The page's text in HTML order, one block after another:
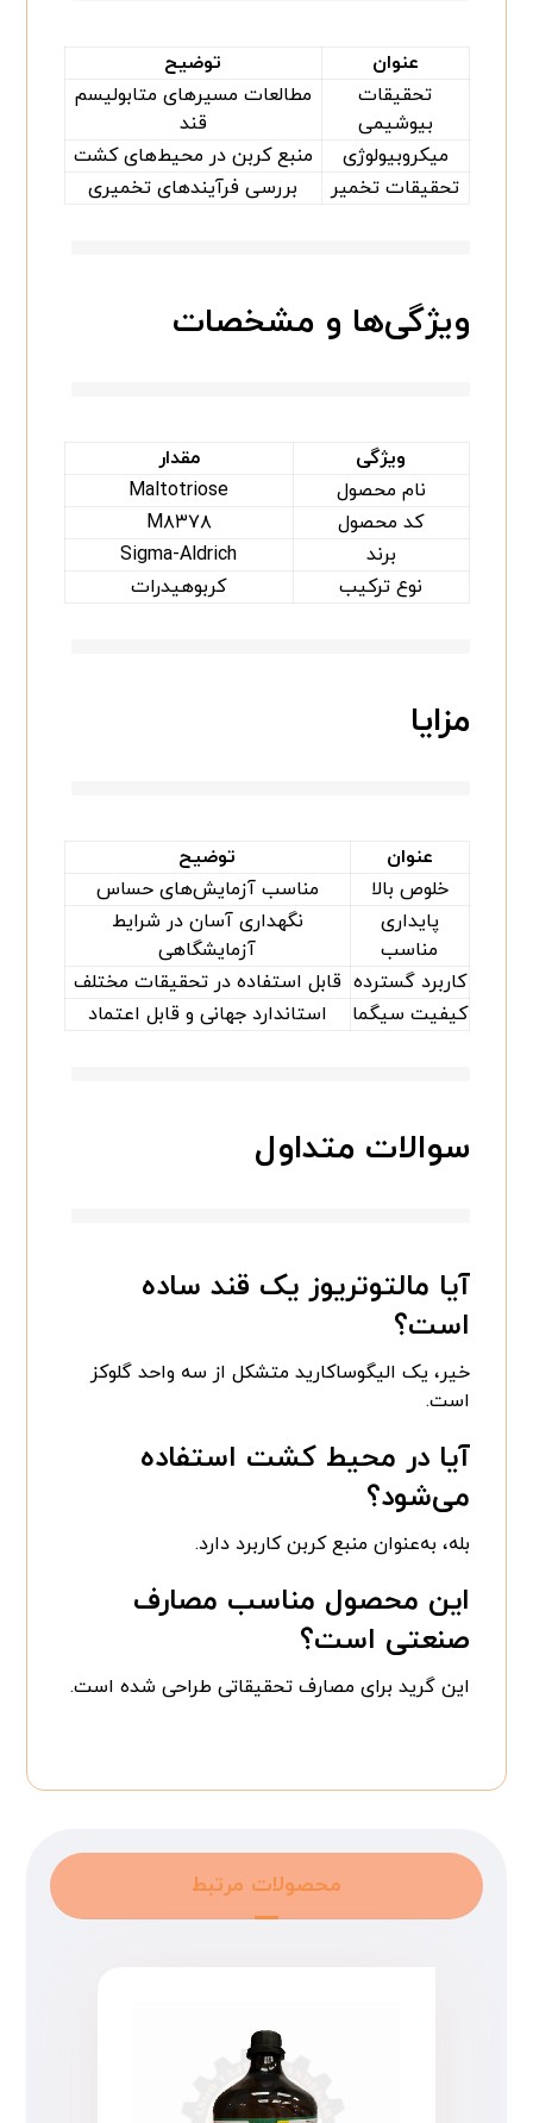
عنوان
توضیح
تحقیقات
بیوشیمی
مطالعات مسیرهای متابولیسم
قند
میکروبیولوژی
منبع کربن در محیط‌های کشت
تحقیقات تخمیر
بررسی فرآیندهای تخمیری
ویژگی‌ها و مشخصات
ویژگی
مقدار
نام محصول
Maltotriose
کد محصول
M۸۳۷۸
برند
Sigma-Aldrich
نوع ترکیب
کربوهیدرات
مزایا
عنوان
توضیح
خلوص بالا
مناسب آزمایش‌های حساس
پایداری
مناسب
نگهداری آسان در شرایط
آزمایشگاهی
کاربرد گسترده قابل استفاده در تحقیقات مختلف
کیفیت سیگما
استاندارد جهانی و قابل اعتماد
سوالات متداول
آیا مالتوتریوز یک قند ساده
است؟
خیر، یک الیگوساکارید متشکل از سه واحد گلوکز
است.
آیا در محیط کشت استفاده
می‌شود؟
بله، به‌عنوان منبع کربن کاربرد دارد.
این محصول مناسب مصارف
صنعتی است؟
این گرید برای مصارف تحقیقاتی طراحی شده است.
محصولات مرتبط